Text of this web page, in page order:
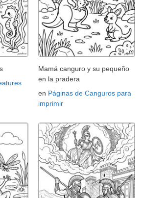
Mamá canguro y su pequeño
en la pradera
en Páginas de Canguros para
imprimir